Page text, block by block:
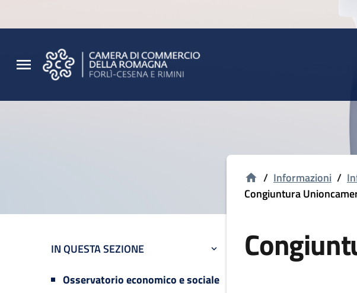
IN QUESTA SEZIONE
Osservatorio economico e sociale
/ Informazioni /
Congiuntura